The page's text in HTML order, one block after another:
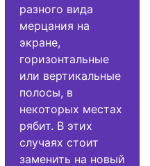
разного вида
мерцания на
экране,
горизонтальные
или вертикальные
полосы, в
некоторых местах
рябит. В этих
случаях стоит
заменить на новый